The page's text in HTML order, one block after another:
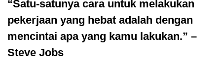
“Satu-satunya cara untuk melakukan
pekerjaan yang hebat adalah dengan
mencintai apa yang kamu lakukan.” –
Steve Jobs